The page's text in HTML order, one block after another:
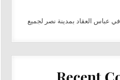
عباس العقاد بمدينة نصر لجميع